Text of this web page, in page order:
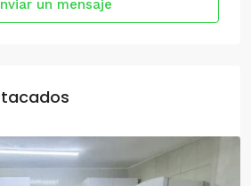
un mensaje